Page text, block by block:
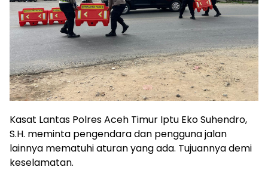
Kasat Lantas Polres Aceh Timur Iptu Eko Suhendro,
S.H. meminta pengendara dan pengguna jalan
lainnya mematuhi aturan yang ada. Tujuannya demi
keselamatan.